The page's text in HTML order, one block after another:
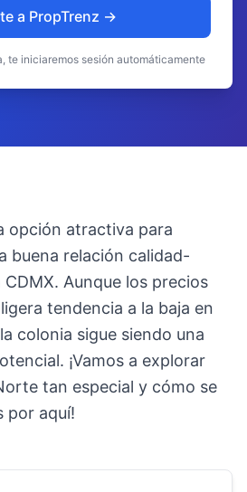
a PropTrenz →
te iniciaremos sesión automáticamente
opción atractiva para
buena relación calidad-
Aunque los precios
tendencia a la baja en
colonia sigue siendo una
¡Vamos a explorar
tan especial y cómo se
por aquí!